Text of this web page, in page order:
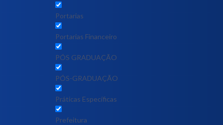
Portarias
Portarias Financeiro
PÓS GRADUAÇÃO
PÓS-GRADUAÇÃO
Práticas Específicas
Prefeitura